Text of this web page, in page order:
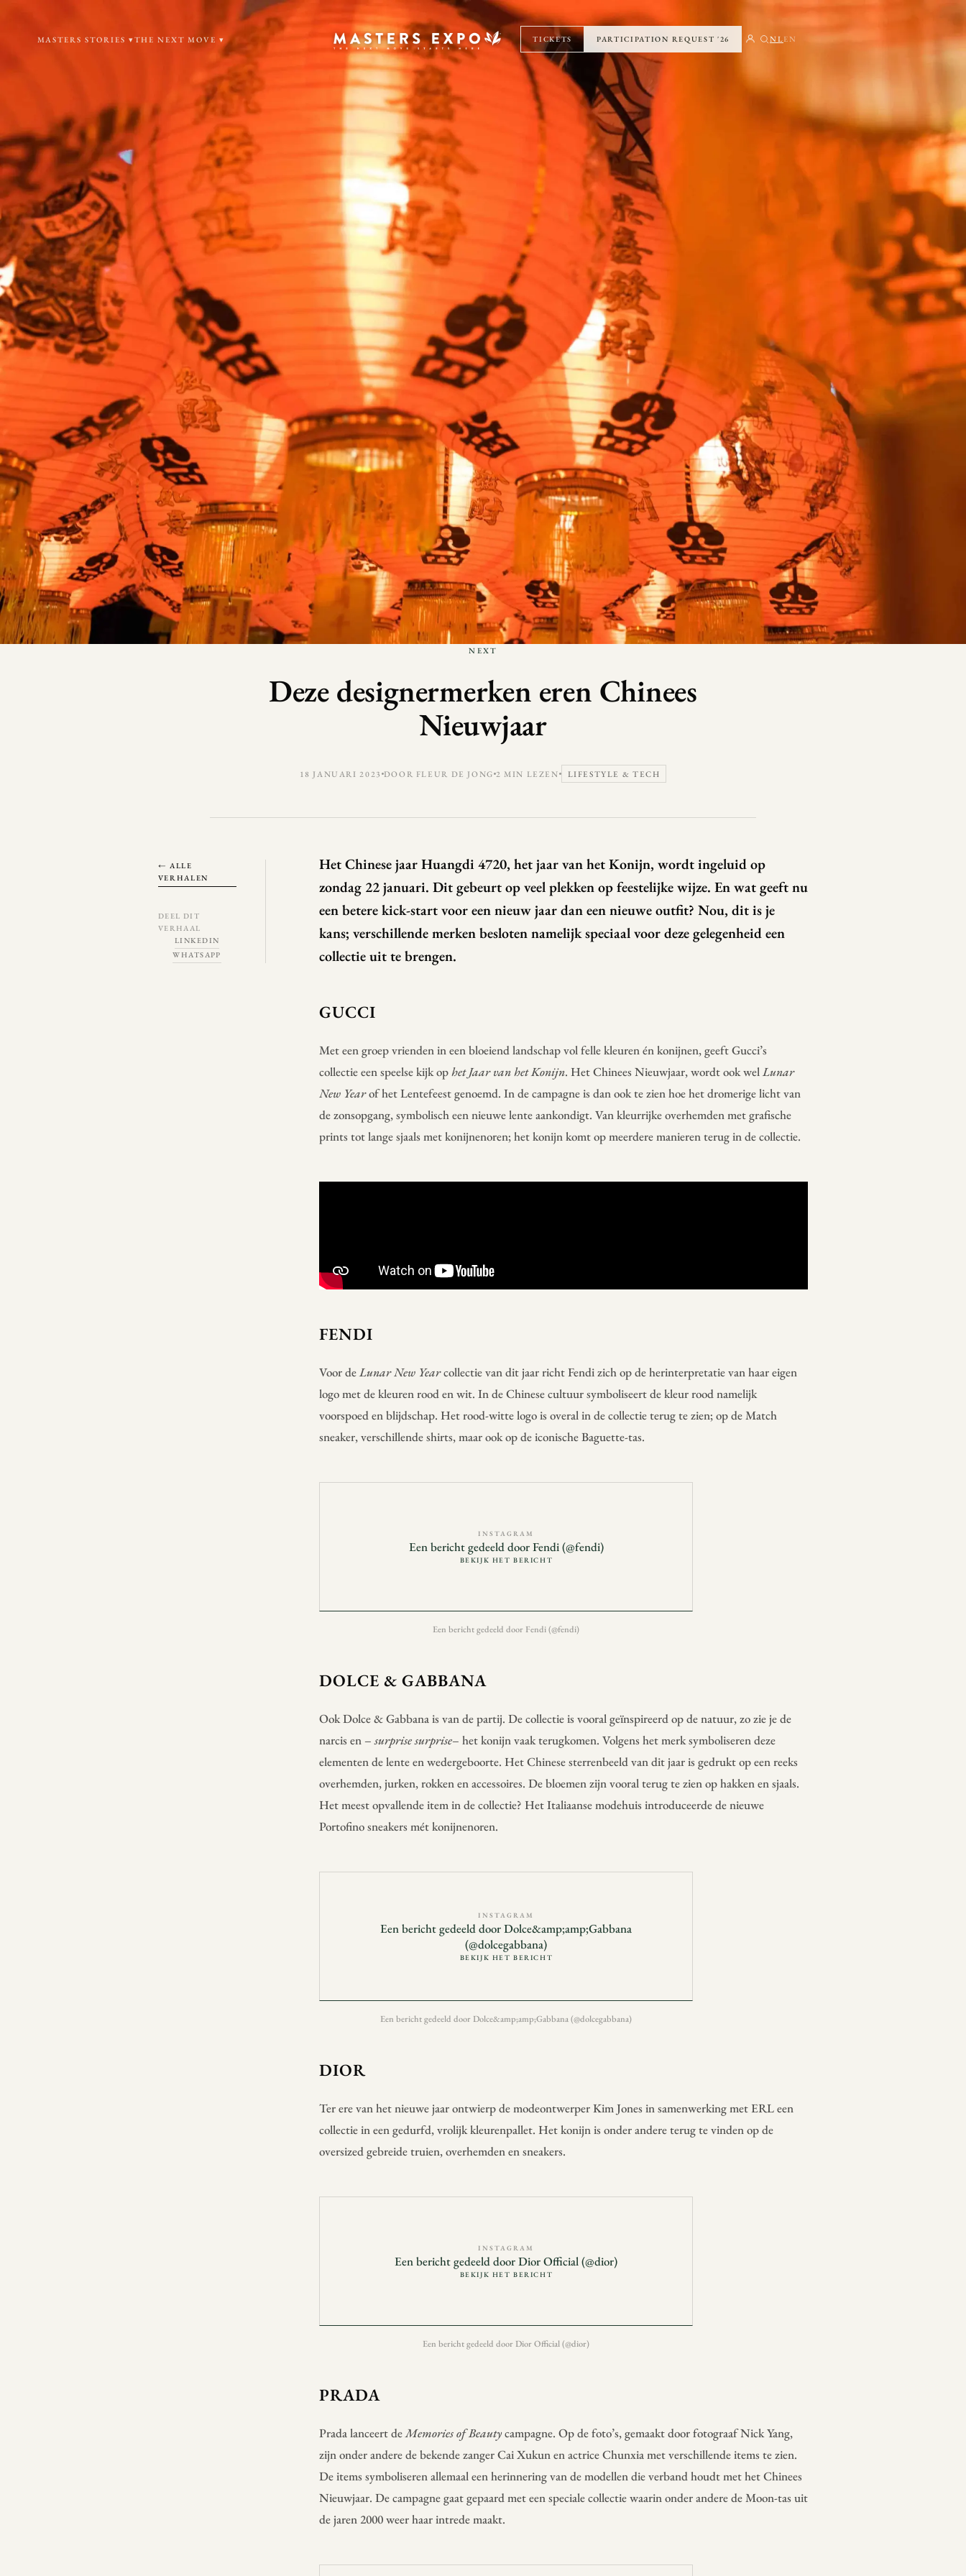
MASTERS STORIES ▾THE NEXT MOVE ▾ TICKETS PARTICIPATION REQUEST '26 NLEN
NEXT
Deze designermerken eren Chinees
Nieuwjaar
18 JANUARI 2023 DOOR FLEUR DE JONG 2 MIN LEZEN LIFESTYLE & TECH
← ALLE
VERHALEN
DEEL DIT
VERHAAL
LINKEDIN
WHATSAPP
Het Chinese jaar Huangdi 4720, het jaar van het Konijn, wordt ingeluid op
zondag 22 januari. Dit gebeurt op veel plekken op feestelijke wijze. En wat geeft nu
een betere kick-start voor een nieuw jaar dan een nieuwe outfit? Nou, dit is je
kans; verschillende merken besloten namelijk speciaal voor deze gelegenheid een
collectie uit te brengen.
GUCCI
Met een groep vrienden in een bloeiend landschap vol felle kleuren én konijnen, geeft Gucci’s
collectie een speelse kijk ophet Jaar van het Konijn. Het Chinees Nieuwjaar, wordt ook welLunar
New Yearof het Lentefeest genoemd. In de campagne is dan ook te zien hoe het dromerige licht van
de zonsopgang, symbolisch een nieuwe lente aankondigt. Van kleurrijke overhemden met grafische
prints tot lange sjaals met konijnenoren; het konijn komt op meerdere manieren terug in de collectie.
FENDI
Voor deLunar New Yearcollectie van dit jaar richt Fendi zich op de herinterpretatie van haar eigen
logo met de kleuren rood en wit. In de Chinese cultuur symboliseert de kleur rood namelijk
voorspoed en blijdschap. Het rood-witte logo is overal in de collectie terug te zien; op de Match
sneaker, verschillende shirts, maar ook op de iconische Baguette-tas.
INSTAGRAM
Een bericht gedeeld door Fendi (@fendi)
BEKIJK HET BERICHT
Een bericht gedeeld door Fendi (@fendi)
DOLCE & GABBANA
Ook Dolce & Gabbana is van de partij. De collectie is vooral geïnspireerd op de natuur, zo zie je de
narcis en –surprise surprise– het konijn vaak terugkomen. Volgens het merk symboliseren deze
elementen de lente en wedergeboorte. Het Chinese sterrenbeeld van dit jaar is gedrukt op een reeks
overhemden, jurken, rokken en accessoires. De bloemen zijn vooral terug te zien op hakken en sjaals.
Het meest opvallende item in de collectie? Het Italiaanse modehuis introduceerde de nieuwe
Portofino sneakers mét konijnenoren.
INSTAGRAM
Een bericht gedeeld door Dolce&amp;amp;Gabbana
(@dolcegabbana)
BEKIJK HET BERICHT
Een bericht gedeeld door Dolce&amp;amp;Gabbana (@dolcegabbana)
DIOR
Ter ere van het nieuwe jaar ontwierp de modeontwerper Kim Jones in samenwerking met ERL een
collectie in een gedurfd, vrolijk kleurenpallet. Het konijn is onder andere terug te vinden op de
oversized gebreide truien, overhemden en sneakers.
INSTAGRAM
Een bericht gedeeld door Dior Official (@dior)
BEKIJK HET BERICHT
Een bericht gedeeld door Dior Official (@dior)
PRADA
Prada lanceert deMemories of Beautycampagne. Op de foto’s, gemaakt door fotograaf Nick Yang,
zijn onder andere de bekende zanger Cai Xukun en actrice Chunxia met verschillende items te zien.
De items symboliseren allemaal een herinnering van de modellen die verband houdt met het Chinees
Nieuwjaar. De campagne gaat gepaard met een speciale collectie waarin onder andere de Moon-tas uit
de jaren 2000 weer haar intrede maakt.